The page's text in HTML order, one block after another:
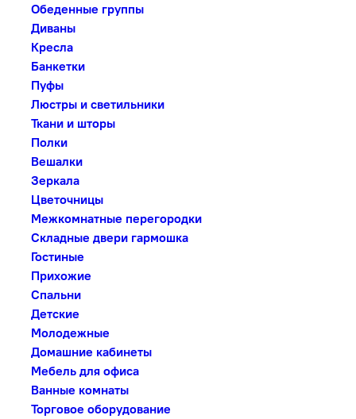
Обеденные группы
Диваны
Кресла
Банкетки
Пуфы
Люстры и светильники
Ткани и шторы
Полки
Вешалки
Зеркала
Цветочницы
Межкомнатные перегородки
Складные двери гармошка
Гостиные
Прихожие
Спальни
Детские
Молодежные
Домашние кабинеты
Мебель для офиса
Ванные комнаты
Торговое оборудование